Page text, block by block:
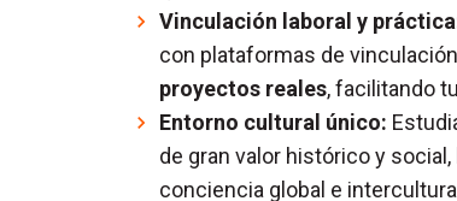
Vinculación laboral y
con plataformas de
proyectos reales, facilitando
Entorno cultural único:
de gran valor histórico y
conciencia global e